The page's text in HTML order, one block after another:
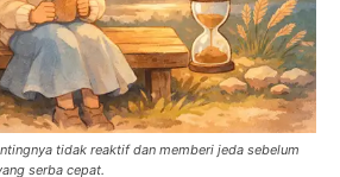
tidak reaktif dan memberi jeda sebelum
serba cepat.